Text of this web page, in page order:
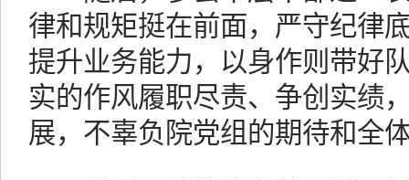
律和规矩挺在前面，严守纪律
提升业务能力，以身作则带好
实的作风履职尽责、争创实绩
展，不辜负院党组的期待和全